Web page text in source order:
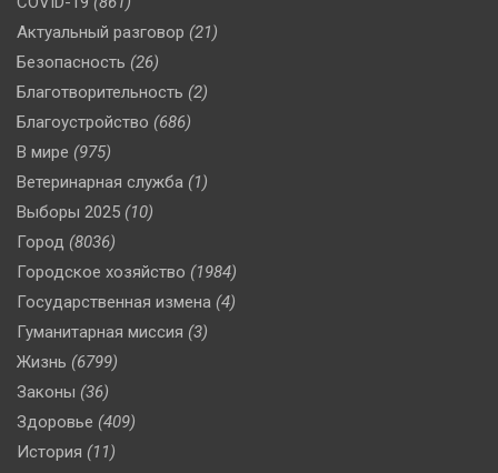
Актуальный разговор (21)
Безопасность (26)
Благотворительность (2)
Благоустройство (686)
В мире (975)
Ветеринарная служба (1)
Выборы 2025 (10)
Город (8036)
Городское хозяйство (1984)
Государственная измена (4)
Гуманитарная миссия (3)
Жизнь (6799)
Законы (36)
Здоровье (409)
История (11)